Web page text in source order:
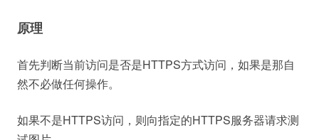
原理
首先判断当前访问是否是HTTPS方式访问，如果是那自
然不必做任何操作。
如果不是HTTPS访问，则向指定的HTTPS服务器请求测